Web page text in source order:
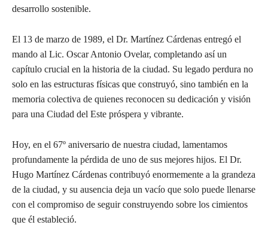
desarrollo sostenible.
El 13 de marzo de 1989, el Dr. Martínez Cárdenas entregó el
mando al Lic. Oscar Antonio Ovelar, completando así un
capítulo crucial en la historia de la ciudad. Su legado perdura no
solo en las estructuras físicas que construyó, sino también en la
memoria colectiva de quienes reconocen su dedicación y visión
para una Ciudad del Este próspera y vibrante.
Hoy, en el 67º aniversario de nuestra ciudad, lamentamos
profundamente la pérdida de uno de sus mejores hijos. El Dr.
Hugo Martínez Cárdenas contribuyó enormemente a la grandeza
de la ciudad, y su ausencia deja un vacío que solo puede llenarse
con el compromiso de seguir construyendo sobre los cimientos
que él estableció.